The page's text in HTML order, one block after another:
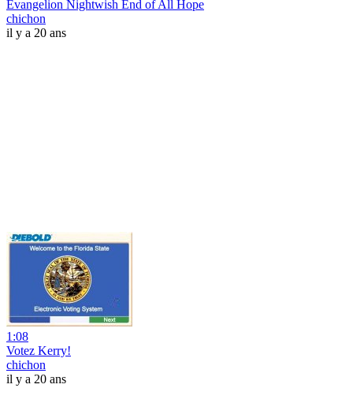
Evangelion Nightwish End of All Hope
chichon
il y a 20 ans
1:08
Votez Kerry!
chichon
il y a 20 ans